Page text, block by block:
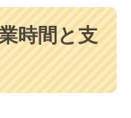
時間と支